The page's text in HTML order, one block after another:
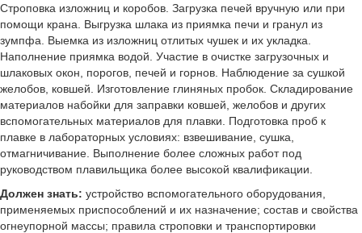
Строповка изложниц и коробов. Загрузка печей вручную или при
помощи крана. Выгрузка шлака из приямка печи и гранул из
зумпфа. Выемка из изложниц отлитых чушек и их укладка.
Наполнение приямка водой. Участие в очистке загрузочных и
шлаковых окон, порогов, печей и горнов. Наблюдение за сушкой
желобов, ковшей. Изготовление глиняных пробок. Складирование
материалов набойки для заправки ковшей, желобов и других
вспомогательных материалов для плавки. Подготовка проб к
плавке в лабораторных условиях: взвешивание, сушка,
отмагничивание. Выполнение более сложных работ под
руководством плавильщика более высокой квалификации.
Должен знать: устройство вспомогательного оборудования,
применяемых приспособлений и их назначение; состав и свойства
огнеупорной массы; правила строповки и транспортировки